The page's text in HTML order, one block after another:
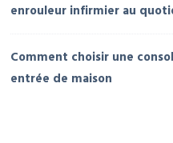
enrouleur infirmier au
Comment choisir une
entrée de maison